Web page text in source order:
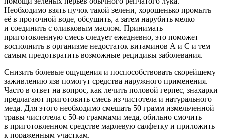
Необходимо взять пучок такой зелени, хорошенько промыть
её в проточной воде, обсушить, а затем нарубить мелко
и соединить с оливковым маслом. Принимать
приготовленную смесь следует ежедневно, это поможет
восполнить в организме недостаток витаминов А и С и тем
самым предотвратить возможные рецидивы заболевания.
Снизить болевые ощущения и поспособствовать скорейшему
заживлению язв помогут средства наружного применения.
Часто в ответ на вопрос, как лечить половой герпес, знахарки
предлагают приготовить смесь из чистотела и натурального
меда. Для этого необходимо смешать 50 грамм измельченной
травы чистотела с 50-ю граммами меда, обильно смочить
в приготовленном средстве марлевую салфетку и приложить
к пораженным участкам.